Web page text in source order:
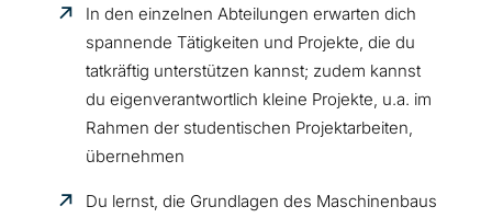
In den einzelnen Abteilungen erwarten dich
spannende Tätigkeiten und Projekte, die du
tatkräftig unterstützen kannst; zudem kannst
du eigenverantwortlich kleine Projekte, u.a. im
Rahmen der studentischen Projektarbeiten,
übernehmen
Du lernst, die Grundlagen des Maschinenbaus